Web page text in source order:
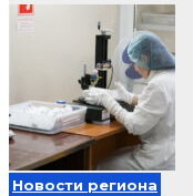
Новости региона